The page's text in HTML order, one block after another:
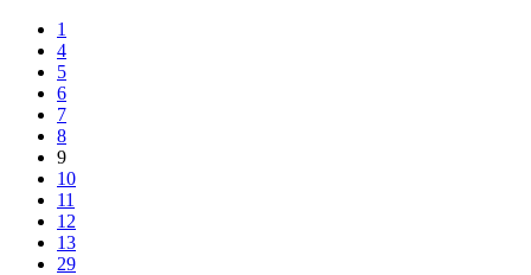
1
4
5
6
7
8
9
10
11
12
13
29